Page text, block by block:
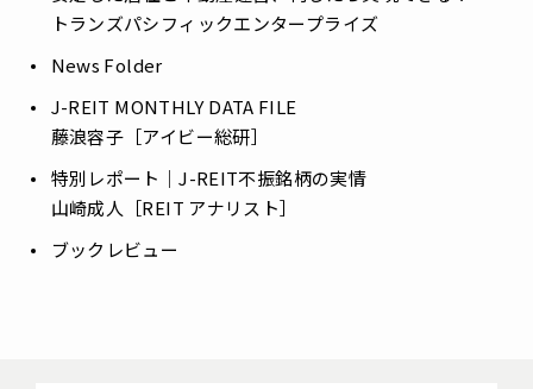
トランズパシフィックエンタープライズ
News Folder
J-REIT MONTHLY DATA FILE
藤浪容子［アイビー総研］
特別レポート｜J-REIT不振銘柄の実情
山崎成人［REIT アナリスト］
ブックレビュー